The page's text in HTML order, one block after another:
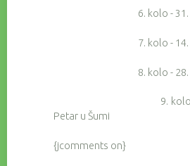
6. kolo - 31. I.
7. kolo - 14. II.
8. kolo - 28. II.
9. kolo - 6. III.
Petar u Šumi
{jcomments on}